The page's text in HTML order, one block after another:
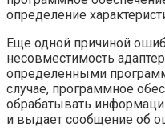
определение
Еще одной причиной
несовместимость
определенными
случае, программное
обрабатывать
и выдает сообщение об